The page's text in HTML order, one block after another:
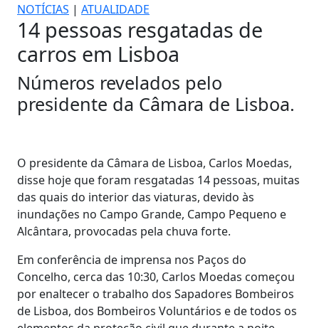
NOTÍCIAS | ATUALIDADE
14 pessoas resgatadas de
carros em Lisboa
Números revelados pelo
presidente da Câmara de Lisboa.
O presidente da Câmara de Lisboa, Carlos Moedas,
disse hoje que foram resgatadas 14 pessoas, muitas
das quais do interior das viaturas, devido às
inundações no Campo Grande, Campo Pequeno e
Alcântara, provocadas pela chuva forte.
Em conferência de imprensa nos Paços do
Concelho, cerca das 10:30, Carlos Moedas começou
por enaltecer o trabalho dos Sapadores Bombeiros
de Lisboa, dos Bombeiros Voluntários e de todos os